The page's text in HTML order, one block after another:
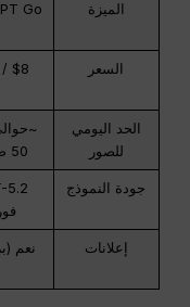
الميزة Go
السعر $8 / شهر
الحد اليومي
للصور
50 صورة
جودة النموذج
5.2
إعلانات نعم